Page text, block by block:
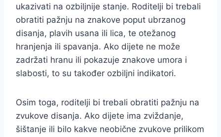
ukazivati na ozbiljnije stanje. Roditelji bi trebali
obratiti pažnju na znakove poput ubrzanog
disanja, plavih usana ili lica, te otežanog
hranjenja ili spavanja. Ako dijete ne može
zadržati hranu ili pokazuje znakove umora i
slabosti, to su također ozbiljni indikatori.
Osim toga, roditelji bi trebali obratiti pažnju na
zvukove disanja. Ako dijete ima zviždanje,
šištanje ili bilo kakve neobične zvukove prilikom